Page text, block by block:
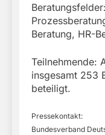
Beratung, HR-
Teilnehmende:
insgesamt 253
beteiligt.
Pressekontakt:
Bundesverband